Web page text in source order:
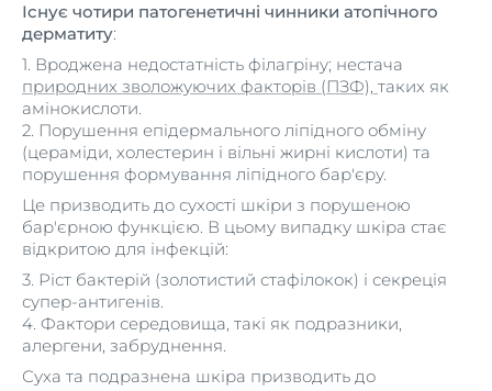
Існує чотири патогенетичні чинники атопічного
дерматиту:
1. Вроджена недостатність філагріну; нестача
природних зволожуючих факторів (ПЗФ), таких як
амінокислоти.
2. Порушення епідермального ліпідного обміну
(цераміди, холестерин і вільні жирні кислоти) та
порушення формування ліпідного бар'єру.
Це призводить до сухості шкіри з порушеною
бар'єрною функцією. В цьому випадку шкіра стає
відкритою для інфекцій:
3. Ріст бактерій (золотистий стафілокок) і секреція
супер-антигенів.
4. Фактори середовища, такі як подразники,
алергени, забруднення.
Суха та подразнена шкіра призводить до